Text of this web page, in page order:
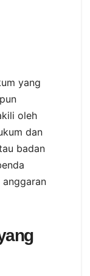
yang
oleh
dan
badan